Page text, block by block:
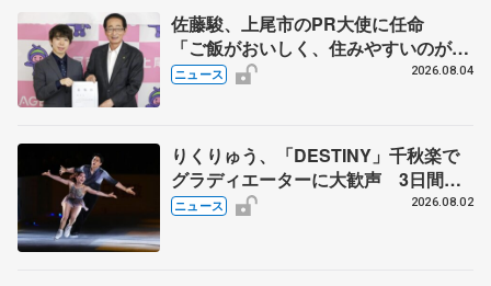
佐藤駿、上尾市のPR大使に任命
「ご飯がおいしく、住みやすいのが魅
力」
ニュース 2026.08.04
りくりゅう、「DESTINY」千秋楽で
グラディエーターに大歓声 3日間の
計4公演で延べ約１万8千人動員、三浦
ニュース 2026.08.02